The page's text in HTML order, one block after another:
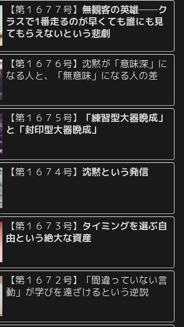
【第１６７７号】 無観客の英雄──ク
ラスで1番走るのが早くても誰にも見
てもらえないという悲劇
【第１６７６号】沈黙が「意味深」に
なる人と、「無意味」になる人の差
【第１６７５号】
「練習型大器晩成」
と「封印型大器晩成」
【第１６７４号】 沈黙という発信
【第１６７３号】 タイミングを選ぶ自
由という絶大な資産
【第１６７２号】「間違っていない言
動」が学びを遠ざけるという逆説